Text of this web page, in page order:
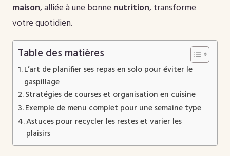
maison, alliée à une bonne nutrition, transforme
votre quotidien.
Table des matières
L’art de planifier ses repas en solo pour éviter le
gaspillage
Stratégies de courses et organisation en cuisine
Exemple de menu complet pour une semaine type
Astuces pour recycler les restes et varier les
plaisirs